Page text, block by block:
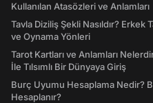
Kullanılan Atasözleri ve Anlamları
Tavla Diziliş Şekli Nasıldır? Erkek
ve Oynama Yönleri
Tarot Kartları ve Anlamları
İle Tılsımlı Bir Dünyaya Giriş
Burç Uyumu Hesaplama Nedir?
Hesaplanır?